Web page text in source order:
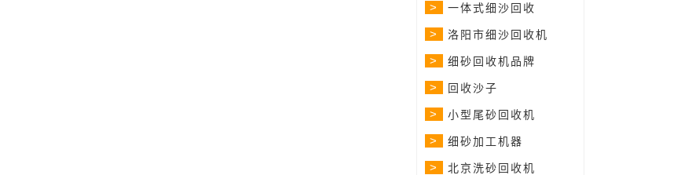
> 一体式细沙回收
> 洛阳市细沙回收机
> 细砂回收机品牌
> 回收沙子
> 小型尾砂回收机
> 细砂加工机器
> 北京洗砂回收机